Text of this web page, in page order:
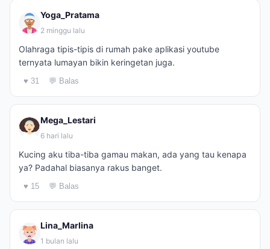
Yoga_Pratama
2 minggu lalu
Olahraga tipis-tipis di rumah pake aplikasi youtube
ternyata lumayan bikin keringetan juga.
♥ 31 💬 Balas
Mega_Lestari
6 hari lalu
Kucing aku tiba-tiba gamau makan, ada yang tau kenapa
ya? Padahal biasanya rakus banget.
♥ 15 💬 Balas
Lina_Marlina
1 bulan lalu